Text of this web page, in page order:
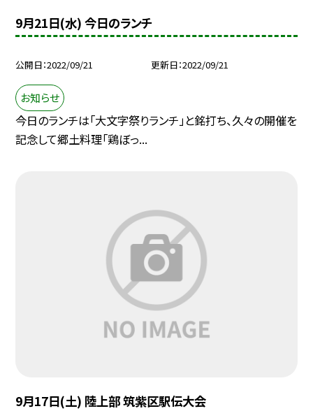
9月21日(水) 今日のランチ
公開日 2022/09/21 更新日 2022/09/21
お知らせ
今日のランチは「大文字祭りランチ」と銘打ち、久々の開催を
記念して郷土料理「鶏ぼっ...
9月17日(土) 陸上部 筑紫区駅伝大会